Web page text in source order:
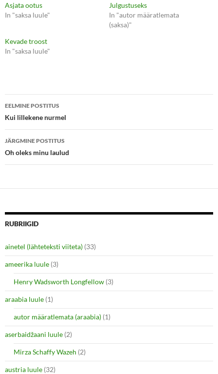
a
r
e
T
w
i
p
e
n
s
i
n
e
w
n
)
r
e
F
a
c
O
p
e
n
s
i
n
w
i
w
Asjata ootus
In "saksa luule"
Julgustuseks
In "autor määratlemata
(saksa)"
Kevade troost
In "saksa luule"
Postituste
töölaud
EELMINE POSTITUS
Kui lillekene nurmel
JÄRGMINE POSTITUS
Oh oleks minu laulud
RUBRIIGID
ainetel (lähteteksti viiteta) (33)
ameerika luule (3)
Henry Wadsworth Longfellow (3)
araabia luule (1)
autor määratlemata (araabia) (1)
aserbaidžaani luule (2)
Mirza Schaffy Wazeh (2)
austria luule (32)